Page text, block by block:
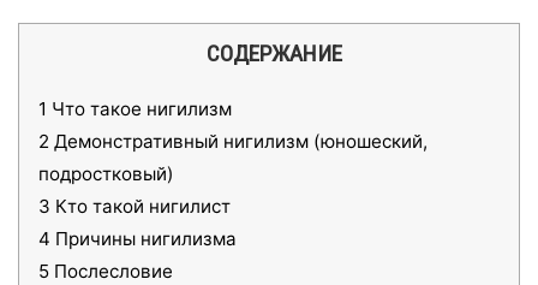
СОДЕРЖАНИЕ
1 Что такое нигилизм
2 Демонстративный нигилизм (юношеский,
подростковый)
3 Кто такой нигилист
4 Причины нигилизма
5 Послесловие